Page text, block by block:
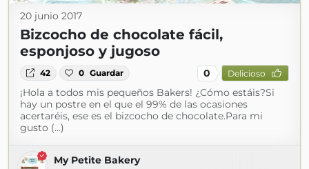
20 junio 2017
Bizcocho de chocolate fácil,
esponjoso y jugoso
42 0 Guardar 0 Delicioso
¡Hola a todos mis pequeños Bakers! ¿Cómo estáis?Si
hay un postre en el que el 99% de las ocasiones
acertaréis, ese es el bizcocho de chocolate.Para mi
gusto (...)
My Petite Bakery